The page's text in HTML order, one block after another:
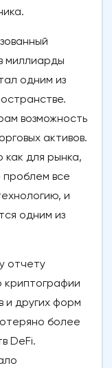
миллиарды
одним из
возможность
активов.
как для рынка,
проблем все
и
одним из
отчету
криптографии
и других форм
более
DeFi.